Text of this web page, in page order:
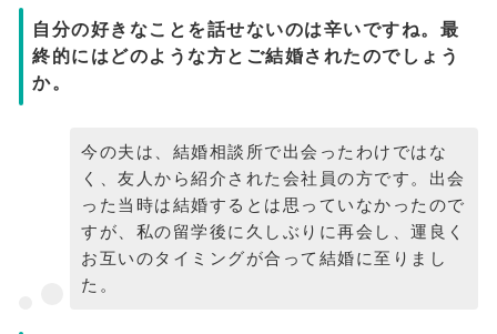
自分の好きなことを話せないのは辛いですね。最
終的にはどのような方とご結婚されたのでしょう
か。
今の夫は、結婚相談所で出会ったわけではな
く、友人から紹介された会社員の方です。出会
った当時は結婚するとは思っていなかったので
すが、私の留学後に久しぶりに再会し、運良く
お互いのタイミングが合って結婚に至りまし
た。